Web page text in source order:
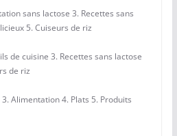
sans lactose 3. Recettes sans
5. Cuiseurs de riz
de cuisine 3. Recettes sans lactose
de riz
Alimentation 4. Plats 5. Produits